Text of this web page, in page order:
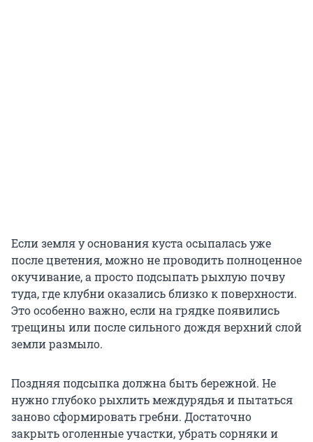
Если земля у основания куста осыпалась уже
после цветения, можно не проводить полноценное
окучивание, а просто подсыпать рыхлую почву
туда, где клубни оказались близко к поверхности.
Это особенно важно, если на грядке появились
трещины или после сильного дождя верхний слой
земли размыло.
Поздняя подсыпка должна быть бережной. Не
нужно глубоко рыхлить междурядья и пытаться
заново сформировать гребни. Достаточно
закрыть оголенные участки, убрать сорняки и